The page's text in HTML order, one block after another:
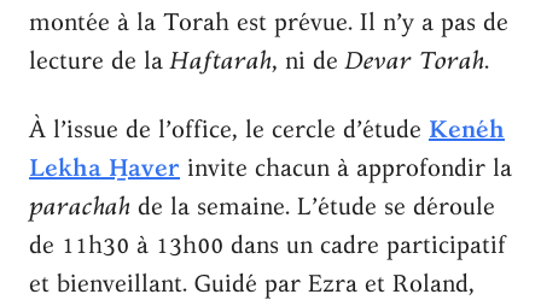
montée à la Torah est prévue. Il n’y a pas de
lecture de laHaftarah, ni deDevar Torah.
À l’issue de l’office, le cercle d’étude Kenéh
Lekha H̱aver invite chacun à approfondir la
parachah de la semaine. L’étude se déroule
de 11h30 à 13h00 dans un cadre participatif
et bienveillant. Guidé par Ezra et Roland,